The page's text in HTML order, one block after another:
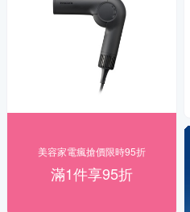
美容家電瘋搶價限時95折
滿1件享95折